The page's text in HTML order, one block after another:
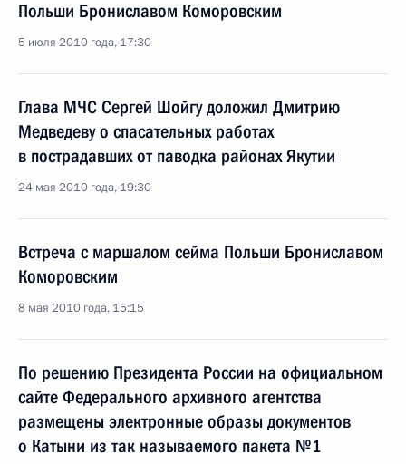
Польши Брониславом Коморовским
5 июля 2010 года, 17:30
Глава МЧС Сергей Шойгу доложил Дмитрию
Медведеву о спасательных работах
в пострадавших от паводка районах Якутии
24 мая 2010 года, 19:30
Встреча с маршалом сейма Польши Брониславом
Коморовским
8 мая 2010 года, 15:15
По решению Президента России на официальном
сайте Федерального архивного агентства
размещены электронные образы документов
о Катыни из так называемого пакета №1